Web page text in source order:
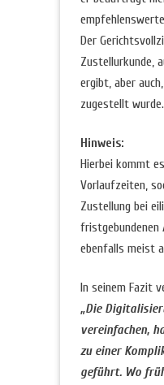
Der
Zustellurkunde,
ergibt, aber
zugestellt wurde.
Hinweis:
Hierbei kommt
Vorlaufzeiten,
Zustellung bei
fristgebundenen
ebenfalls meist
In seinem Fazit
„Die
vereinfachen,
zu einer
geführt. Wo